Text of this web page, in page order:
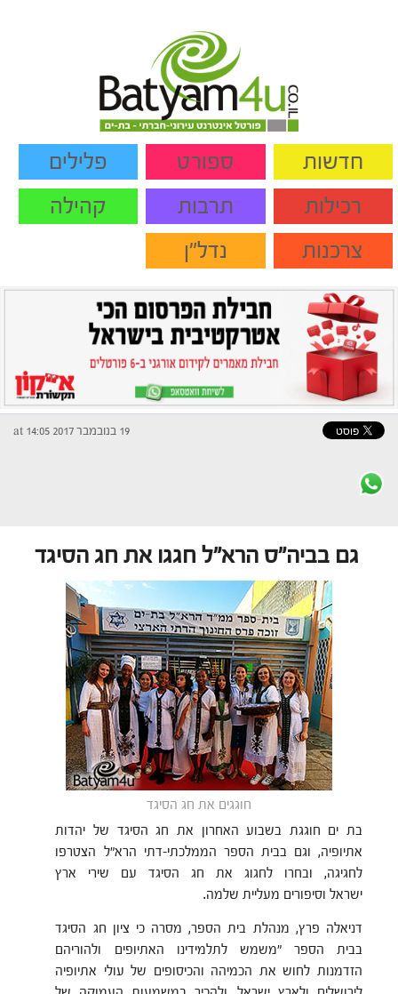
חדשות ספורט
פלילים
רכילות
תרבות
קהילה
צרכנות
נדל"ן
19 בנובמבר 2017 at 14:05
גם בביה"ס הרא"ל חגגו את חג הסיגד
חוגגים את חג הסיגד
בת ים חוגגת בשבוע האחרון את חג הסיגד של יהדות
אתיופיה, וגם בבית הספר הממלכתי-דתי הרא"ל הצטרפו
לחגיגה, ובחרו לחגוג את חג הסיגד עם שירי ארץ
ישראל וסיפורים מעליית שלמה.
דניאלה פרץ, מנהלת בית הספר, מסרה כי ציון חג הסיגד
בבית הספר "משמש לתלמידינו האתיופים ולהוריהם
הזדמנות לחוש את הכמיהה והכיסופים של עולי אתיופיה